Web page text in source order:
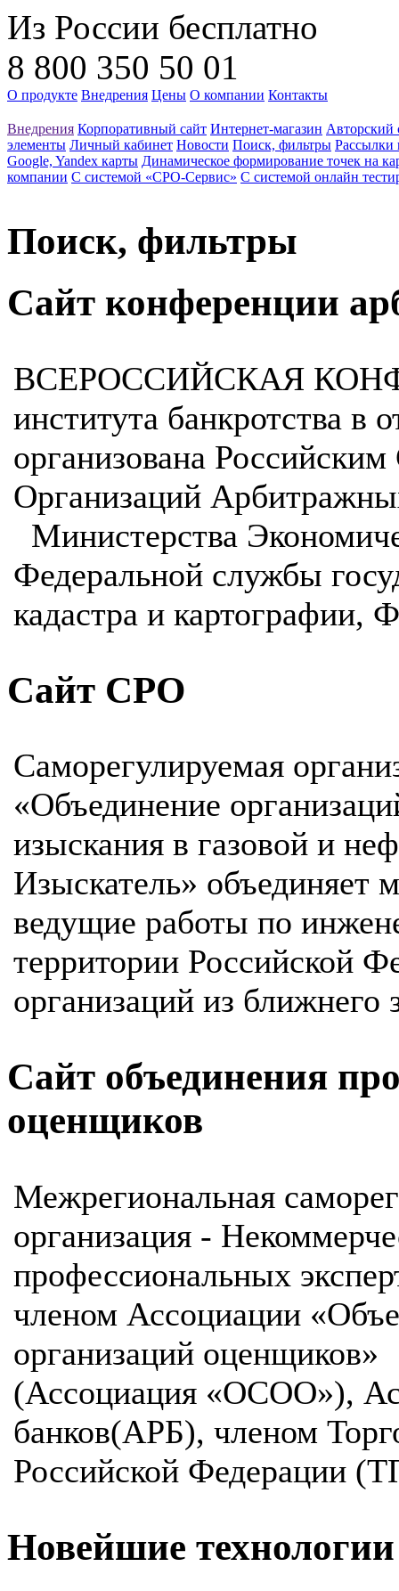
Из России бесплатно
8 800 350 50 01
О продукте Внедрения Цены О компании Контакты
Внедрения Корпоративный сайт Интернет-магазин Авторский
элементы Личный кабинет Новости Поиск, фильтры Рассылки
Google, Yandex карты Динамическое формирование точек на
компании С системой «СРО-Сервис» С системой онлайн
Поиск, фильтры
Сайт конференции
ВСЕРОССИЙСКАЯ
института банкротства в
организована
Организаций
Министерства
Федеральной службы
кадастра и картографии,
Сайт СРО
Саморегулируемая
«Объединение
изыскания в газовой и
Изыскатель» объединяет
ведущие работы по
территории Российской
организаций из ближнего
Сайт объединения
оценщиков
Межрегиональная
организация -
профессиональных
членом Ассоциации
организаций оценщиков»
(Ассоциация «ОСОО»),
банков(АРБ), членом
Российской Федерации
Новейшие